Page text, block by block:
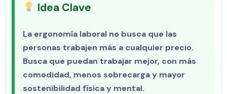
Idea Clave
La ergonomía laboral no busca que las
personas trabajen más a cualquier precio.
Busca que puedan trabajar mejor, con más
comodidad, menos sobrecarga y mayor
sostenibilidad física y mental.